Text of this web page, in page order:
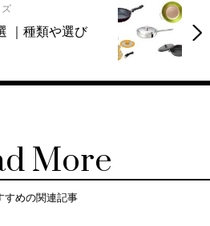
ズ
｜種類や選び
More
すめの関連記事